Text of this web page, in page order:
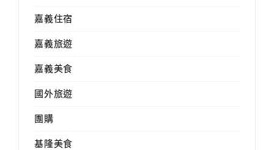
嘉義住宿
嘉義旅遊
嘉義美食
國外旅遊
團購
基隆美食